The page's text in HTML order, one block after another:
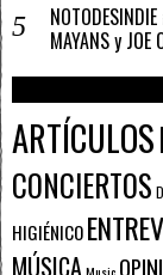
MAYANS y JOE
ARTÍCULOS
CONCIERTOS
HIGIÉNICO
MÚSICAMusic